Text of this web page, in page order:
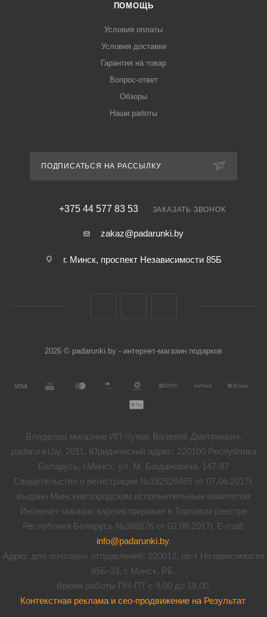
ПОМОЩЬ
Условия оплаты
Условия доставки
Гарантия на товар
Вопрос-ответ
Обзоры
Наши работы
ПОДПИСАТЬСЯ НА РАССЫЛКУ
+375 44 577 83 53 ЗАКАЗАТЬ ЗВОНОК
zakaz@padarunki.by
г. Минск, проспект Независимости 85Б
2026 © padarunki.by - интернет-магазин подарков
Владелец магазина ИП Чумак Валерий Дмитриевич,
padarunki.by, 2011. Юридический адрес: 220100 Республика
Беларусь, г.Минск, ул. М. Богдановича, 147-87
Свидетельство о регистрации №192926465 от 07.06.2017г.
выдано Минским городским исполнительным комитетом
Интернет-магазин зарегистрирован в Торговом реестре
Республики Беларусь №388876 от 02.08.2017г. E-mail:
info@padarunki.by.
Адрес для почтовых отправлений: 220012, пр-т Независимости
85Б-33, г. Минск, РБ.
Время работы ПН-ПТ с 9.00 до 18.00.
Контекстная реклама и сео-продвижение на Результат.